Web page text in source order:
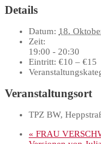
Details
Datum: 18.
Zeit:
19:00 - 20:30
Eintritt: €10 – €15
Veranstaltungsort
TPZ BW,
« FRAU